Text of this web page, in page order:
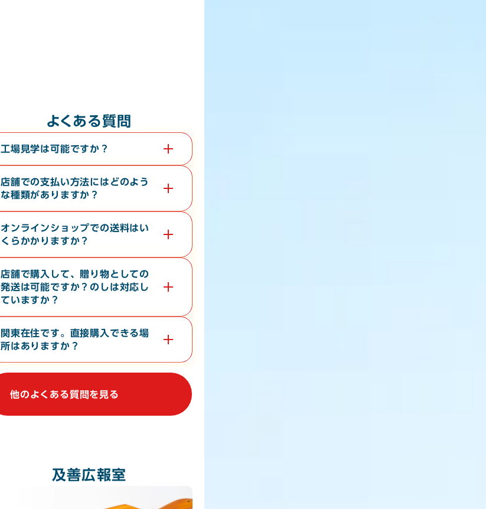
よくある質問
工場見学は可能ですか？
はい。教育旅行や経済団体等、団体様の工場見学も承っ
ております。無料で３０分から６０分程度の時間で承っ
ております。希望日の１０日前までに電話またはお問い
合わせフォームよりご連絡ください。
店舗での支払い方法にはどのよう
な種類がありますか？
現金・各クレジットカード・各種電子マネー・バーコー
ド決済が対応しております。
オンラインショップでの送料はい
くらかかりますか？
お届け先の地域や、常温便・冷蔵便・冷凍便などの温度
帯によって異なります。オンラインショップの
イドをご確認ください。
店舗で購入して、贈り物としての
発送は可能ですか？のしは対応し
ていますか？
店舗からの地方発送（クロネコヤマト便）、熨斗（の
し）の対応も行なっております。
関東在住です。直接購入できる場
所はありますか？
関東地方で常時販売している店舗はございませんが、不
定期で上野駅や大宮駅での物産展に出店しております。
ます。
他のよくある質問を見る
及善広報室